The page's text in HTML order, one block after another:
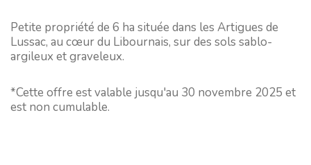
Petite propriété de 6 ha située dans les Artigues de
Lussac, au cœur du Libournais, sur des sols sablo-
argileux et graveleux.
*Cette offre est valable jusqu'au 30 novembre 2025 et
est non cumulable.